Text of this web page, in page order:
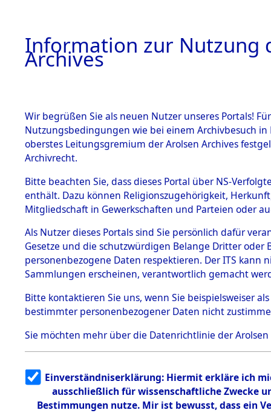
BESTÄNDE
1.
mente
5. Verschiedenes
5.3
Todesmärsche
5.3.1 Alliierte
Erhebungen
zu
Todesmärsch
en
5.3.2
g
5.3.3
Todesmärsch
KZ
anderen
1944 bis
0003
Information zur Nutzung
Archives
Wir begrüßen Sie als neuen Nutzer unseres Portals!
Nutzungsbedingungen wie bei einem Archivbesuch
oberstes Leitungsgremium der Arolsen Archives
Archivrecht.
Bitte beachten Sie, dass dieses Portal über NS-
enthält. Dazu können Religionszugehörigkeit,
Mitgliedschaft in Gewerkschaften und Parteien oder
Als Nutzer dieses Portals sind Sie persönlich dafür
Gesetze und die schutzwürdigen Belange Dritter
personenbezogene Daten respektieren. Der ITS
Sammlungen erscheinen, verantwortlich gemacht
Bitte kontaktieren Sie uns, wenn Sie beispielsweiser
bestimmter personenbezogener Daten nicht
Sie möchten mehr über die Datenrichtlinie der Arolsen
Einverständniserklärung: Hiermit erkläre ich
ausschließlich für wissenschaftliche Zwecke
Bestimmungen nutze. Mir ist bewusst, dass ein